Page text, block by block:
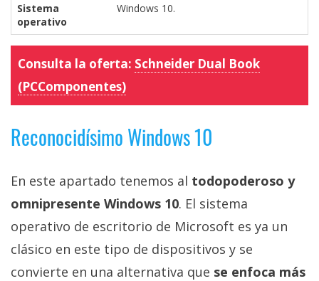
Sistema
operativo
Windows 10.
Consulta la oferta: Schneider Dual Book
(PCComponentes)
Reconocidísimo Windows 10
En este apartado tenemos al todopoderoso y
omnipresente Windows 10. El sistema
operativo de escritorio de Microsoft es ya un
clásico en este tipo de dispositivos y se
convierte en una alternativa que se enfoca más